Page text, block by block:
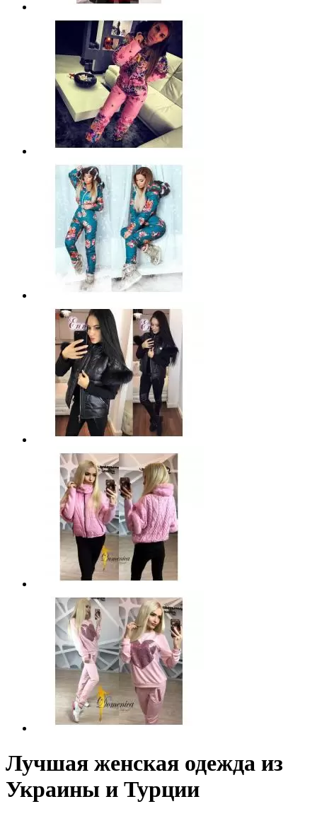
Лучшая женская одежда из
Украины и Турции